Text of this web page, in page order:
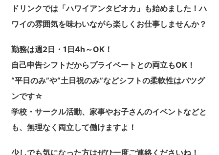
ドリンクでは「ハワイアンタピオカ」も始めました！ハ
ワイの雰囲気を味わいながら楽しくお仕事しませんか？
勤務は週2日・1日4h～OK！
自己申告シフトだからプライベートとの両立もOK！
“平日のみ”や“土日祝のみ”などシフトの柔軟性はバツグ
ンです☆
学校・サークル活動、家事やお子さんのイベントなどと
も、無理なく両立して働けますよ！
少しでも気になった方はぜひ一度ご連絡くださいね！